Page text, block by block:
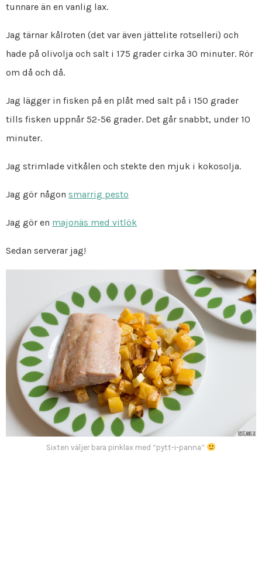
tunnare än en vanlig lax.
Jag tärnar kålroten (det var även jättelite rotselleri) och
hade på olivolja och salt i 175 grader cirka 30 minuter. Rör
om då och då.
Jag lägger in fisken på en plåt med salt på i 150 grader
tills fisken uppnår 52-56 grader. Det går snabbt, under 10
minuter.
Jag strimlade vitkålen och stekte den mjuk i kokosolja.
Jag gör någon smarrig pesto
Jag gör en majonäs med vitlök
Sedan serverar jag!
Sixten väljer bara pinklax med “pytt-i-panna”